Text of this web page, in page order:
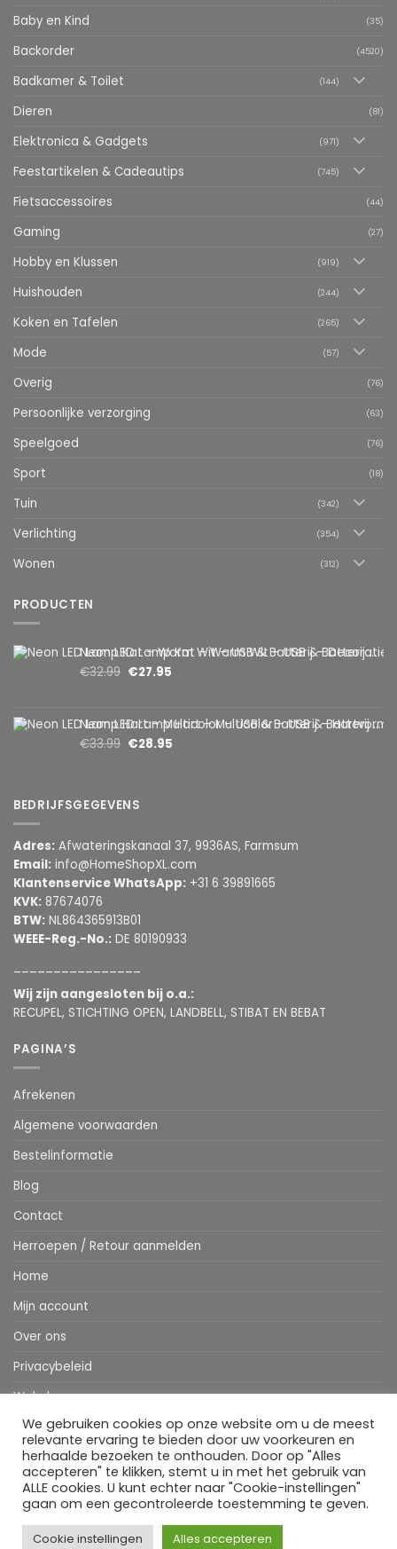
Baby en Kind (35)
Backorder (4520)
Badkamer & Toilet (144)
Dieren (81)
Elektronica & Gadgets (971)
Feestartikelen & Cadeautips (745)
Fietsaccessoires (44)
Gaming (27)
Hobby en Klussen (919)
Huishouden (244)
Koken en Tafelen (265)
Mode (57)
Overig (76)
Persoonlijke verzorging (63)
Speelgoed (76)
Sport (18)
Tuin (342)
Verlichting (354)
Wonen (312)
PRODUCTEN
Neon LED Lamp Kat – Warm Wit – USB & Batterij – Decoratieve Tafellamp voor Kinderkamer – 28,5 x 24,5 cm
€32.99 €27.95
Neon LED Lamp Hart – Multicolor – USB & Batterij – Hartvormige Sfeerlamp – Kinderkamer & Slaapkamer – 25,2 x 23 cm
€33.99 €28.95
BEDRIJFSGEGEVENS
Adres: Afwateringskanaal 37, 9936AS, Farmsum
Email: info@HomeShopXL.com
Klantenservice WhatsApp: +31 6 39891665
KVK: 87674076
BTW: NL864365913B01
WEEE-Reg.-No.: DE 80190933
Wij zijn aangesloten bij o.a.:
RECUPEL, STICHTING OPEN, LANDBELL, STIBAT EN BEBAT
PAGINA’S
Afrekenen
Algemene voorwaarden
Bestelinformatie
Blog
Contact
Herroepen / Retour aanmelden
Home
Mijn account
Over ons
Privacybeleid
Webshop
Winkelwagen
Stripe MasterCardIDeal BancontactKlarna
Apple
Pay
HOME WEBSHOP MIJN ACCOUNT BESTELINFORMATIE
CONTACT
We gebruiken cookies op onze website om u de meest
relevante ervaring te bieden door uw voorkeuren en
herhaalde bezoeken te onthouden. Door op "Alles
accepteren" te klikken, stemt u in met het gebruik van
ALLE cookies. U kunt echter naar "Cookie-instellingen"
gaan om een gecontroleerde toestemming te geven.
Cookie instellingen Alles accepteren